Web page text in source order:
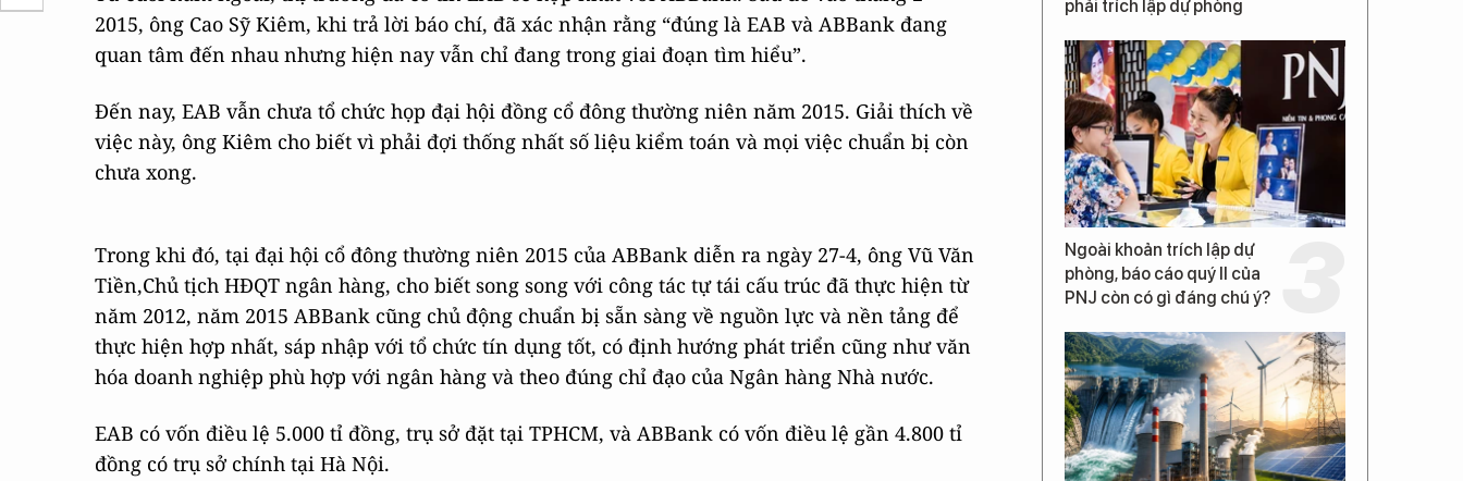
2015, ông Cao Sỹ Kiêm, khi trả lời báo chí, đã xác nhận rằng “đúng là EAB và ABBank đang
quan tâm đến nhau nhưng hiện nay vẫn chỉ đang trong giai đoạn tìm hiểu”.
Đến nay, EAB vẫn chưa tổ chức họp đại hội đồng cổ đông thường niên năm 2015. Giải thích về
việc này, ông Kiêm cho biết vì phải đợi thống nhất số liệu kiểm toán và mọi việc chuẩn bị còn
chưa xong.
Trong khi đó, tại đại hội cổ đông thường niên 2015 của ABBank diễn ra ngày 27-4, ông Vũ Văn
Tiền,Chủ tịch HĐQT ngân hàng, cho biết song song với công tác tự tái cấu trúc đã thực hiện từ
năm 2012, năm 2015 ABBank cũng chủ động chuẩn bị sẵn sàng về nguồn lực và nền tảng để
thực hiện hợp nhất, sáp nhập với tổ chức tín dụng tốt, có định hướng phát triển cũng như văn
hóa doanh nghiệp phù hợp với ngân hàng và theo đúng chỉ đạo của Ngân hàng Nhà nước.
EAB có vốn điều lệ 5.000 tỉ đồng, trụ sở đặt tại TPHCM, và ABBank có vốn điều lệ gần 4.800 tỉ
đồng có trụ sở chính tại Hà Nội.
phải trích lập dự phòng
Ngoài khoản trích lập dự
phòng, báo cáo quý II của
PNJ còn có gì đáng chú ý?